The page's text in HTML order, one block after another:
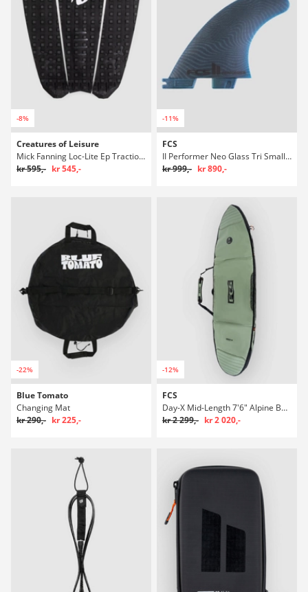
-8%
Creatures of Leisure
Mick Fanning Loc-Lite Ep Traction Stoppning
kr 595,- kr 545,-
-11%
FCS
II Performer Neo Glass Tri Small Fin Set
kr 999,- kr 890,-
-22%
Blue Tomato
Changing Mat
kr 290,- kr 225,-
-12%
FCS
Day-X Mid-Length 7'6" Alpine Boardbag Surf
kr 2 299,- kr 2 020,-